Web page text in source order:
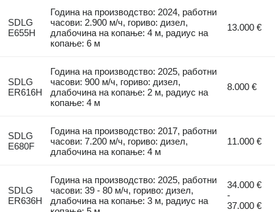
SDLG
E655H
Година на производство: 2024, работни
часови: 2.900 м/ч, гориво: дизел,
длабочина на копање: 4 м, радиус на
копање: 6 м
13.000 €
SDLG
ER616H
Година на производство: 2025, работни
часови: 900 м/ч, гориво: дизел,
длабочина на копање: 2 м, радиус на
копање: 4 м
8.000 €
SDLG
E680F
Година на производство: 2017, работни
часови: 7.200 м/ч, гориво: дизел,
длабочина на копање: 4 м
11.000 €
SDLG
ER636H
Година на производство: 2025, работни
часови: 39 - 80 м/ч, гориво: дизел,
длабочина на копање: 3 м, радиус на
34.000 €
-
37.000 €